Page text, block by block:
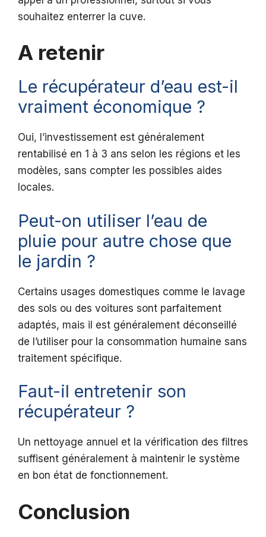
souhaitez enterrer la cuve.
A retenir
Le récupérateur d’eau est-il
vraiment économique ?
Oui, l’investissement est généralement
rentabilisé en 1 à 3 ans selon les régions et les
modèles, sans compter les possibles aides
locales.
Peut-on utiliser l’eau de
pluie pour autre chose que
le jardin ?
Certains usages domestiques comme le lavage
des sols ou des voitures sont parfaitement
adaptés, mais il est généralement déconseillé
de l’utiliser pour la consommation humaine sans
traitement spécifique.
Faut-il entretenir son
récupérateur ?
Un nettoyage annuel et la vérification des filtres
suffisent généralement à maintenir le système
en bon état de fonctionnement.
Conclusion